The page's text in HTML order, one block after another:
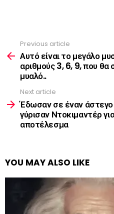
more
Previous article
Αυτό είναι το μεγάλο
αριθμούς 3, 6, 9, που θα
μυαλό..
Next article
Έδωσαν σε έναν άστεγο
γύρισαν Ντοκιμαντέρ
αποτέλεσμα
YOU MAY ALSO LIKE